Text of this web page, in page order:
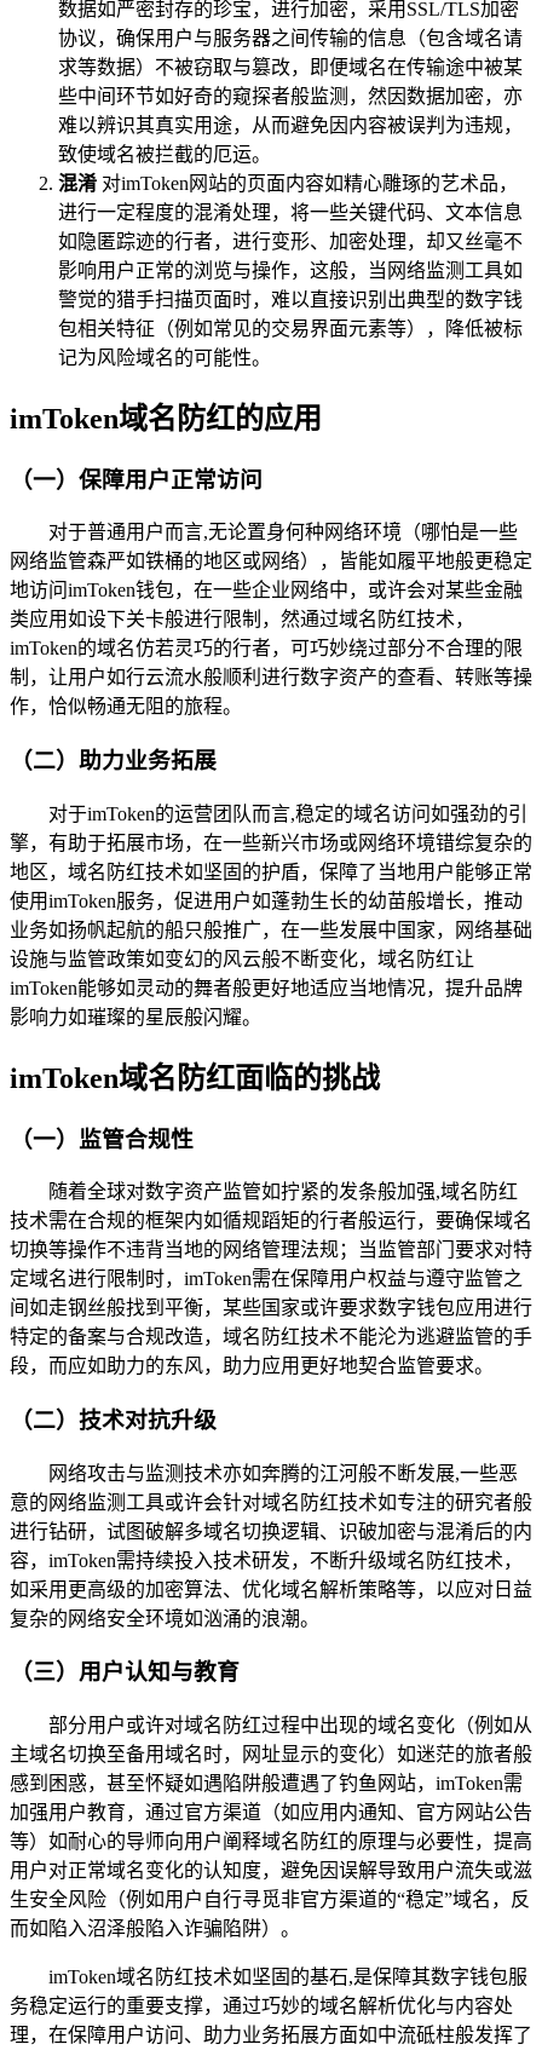
数据如严密封存的珍宝，进行加密，采用SSL/TLS加密
协议，确保用户与服务器之间传输的信息（包含域名请
求等数据）不被窃取与篡改，即便域名在传输途中被某
些中间环节如好奇的窥探者般监测，然因数据加密，亦
难以辨识其真实用途，从而避免因内容被误判为违规，
致使域名被拦截的厄运。
混淆 对imToken网站的页面内容如精心雕琢的艺术品，
进行一定程度的混淆处理，将一些关键代码、文本信息
如隐匿踪迹的行者，进行变形、加密处理，却又丝毫不
影响用户正常的浏览与操作，这般，当网络监测工具如
警觉的猎手扫描页面时，难以直接识别出典型的数字钱
包相关特征（例如常见的交易界面元素等），降低被标
记为风险域名的可能性。
imToken域名防红的应用
（一）保障用户正常访问
对于普通用户而言,无论置身何种网络环境（哪怕是一些
网络监管森严如铁桶的地区或网络），皆能如履平地般更稳定
地访问imToken钱包，在一些企业网络中，或许会对某些金融
类应用如设下关卡般进行限制，然通过域名防红技术，
imToken的域名仿若灵巧的行者，可巧妙绕过部分不合理的限
制，让用户如行云流水般顺利进行数字资产的查看、转账等操
作，恰似畅通无阻的旅程。
（二）助力业务拓展
对于imToken的运营团队而言,稳定的域名访问如强劲的引
擎，有助于拓展市场，在一些新兴市场或网络环境错综复杂的
地区，域名防红技术如坚固的护盾，保障了当地用户能够正常
使用imToken服务，促进用户如蓬勃生长的幼苗般增长，推动
业务如扬帆起航的船只般推广，在一些发展中国家，网络基础
设施与监管政策如变幻的风云般不断变化，域名防红让
imToken能够如灵动的舞者般更好地适应当地情况，提升品牌
影响力如璀璨的星辰般闪耀。
imToken域名防红面临的挑战
（一）监管合规性
随着全球对数字资产监管如拧紧的发条般加强,域名防红
技术需在合规的框架内如循规蹈矩的行者般运行，要确保域名
切换等操作不违背当地的网络管理法规；当监管部门要求对特
定域名进行限制时，imToken需在保障用户权益与遵守监管之
间如走钢丝般找到平衡，某些国家或许要求数字钱包应用进行
特定的备案与合规改造，域名防红技术不能沦为逃避监管的手
段，而应如助力的东风，助力应用更好地契合监管要求。
（二）技术对抗升级
网络攻击与监测技术亦如奔腾的江河般不断发展,一些恶
意的网络监测工具或许会针对域名防红技术如专注的研究者般
进行钻研，试图破解多域名切换逻辑、识破加密与混淆后的内
容，imToken需持续投入技术研发，不断升级域名防红技术，
如采用更高级的加密算法、优化域名解析策略等，以应对日益
复杂的网络安全环境如汹涌的浪潮。
（三）用户认知与教育
部分用户或许对域名防红过程中出现的域名变化（例如从
主域名切换至备用域名时，网址显示的变化）如迷茫的旅者般
感到困惑，甚至怀疑如遇陷阱般遭遇了钓鱼网站，imToken需
加强用户教育，通过官方渠道（如应用内通知、官方网站公告
等）如耐心的导师向用户阐释域名防红的原理与必要性，提高
用户对正常域名变化的认知度，避免因误解导致用户流失或滋
生安全风险（例如用户自行寻觅非官方渠道的“稳定”域名，反
而如陷入沼泽般陷入诈骗陷阱）。
imToken域名防红技术如坚固的基石,是保障其数字钱包服
务稳定运行的重要支撑，通过巧妙的域名解析优化与内容处
理，在保障用户访问、助力业务拓展方面如中流砥柱般发挥了